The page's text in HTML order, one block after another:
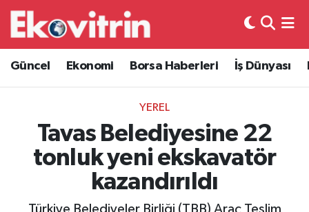
Güncel Ekonomi Borsa Haberleri İş Dünyası
YEREL
Tavas Belediyesine 22
tonluk yeni ekskavatör
kazandırıldı
Türkiye Belediyeler Birliği (TBB) Araç Teslim
Güncel
Ekonomi
Borsa Haberleri
İş Dünyası
Hava Durumu
Trafik Durumu
Süper Lig Puan Durumu ve Fikstür
Tüm Manşetler
Son Dakika Haberleri